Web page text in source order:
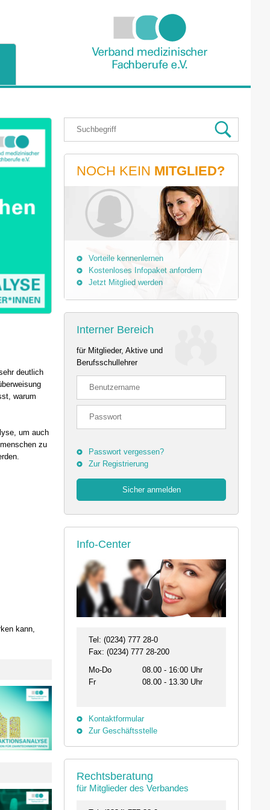
deutlich
warum
um auch
zu
kann,
NOCH KEIN MITGLIED?
Vorteile kennenlernen
Kostenloses Infopaket anfordern
Jetzt Mitglied werden
Interner Bereich
für Mitglieder, Aktive und
Berufsschullehrer
Passwort vergessen?
Zur Registrierung
Info-Center
Tel: (0234) 777 28-0
Fax: (0234) 777 28-200
Mo-Do
08.00 - 16:00 Uhr
Fr
08.00 - 13.30 Uhr
Kontaktformular
Zur Geschäftsstelle
Rechtsberatung
für Mitglieder des Verbandes